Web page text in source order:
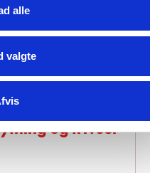
alle
valgte
sparring.
ADHD,
og trivsel